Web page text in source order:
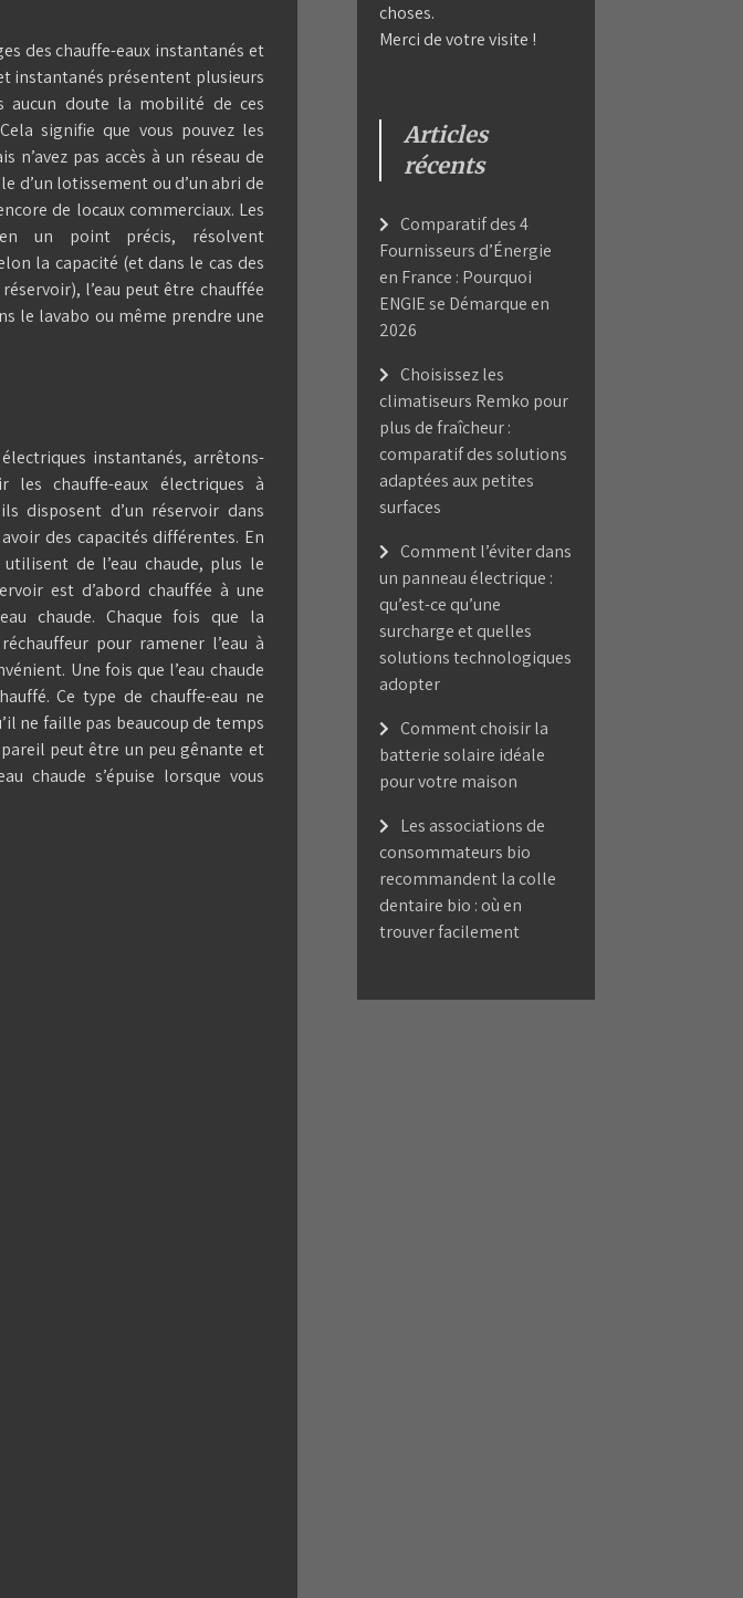
des chauffe-eaux instantanés et
instantanés présentent plusieurs
aucun doute la mobilité de ces
signifie que vous pouvez les
n’avez pas accès à un réseau de
d’un lotissement ou d’un abri de
de locaux commerciaux. Les
un point précis, résolvent
la capacité (et dans le cas des
l’eau peut être chauffée
le lavabo ou même prendre une
instantanés, arrêtons-
chauffe-eaux électriques à
disposent d’un réservoir dans
des capacités différentes. En
de l’eau chaude, plus le
est d’abord chauffée à une
chaude. Chaque fois que la
pour ramener l’eau à
Une fois que l’eau chaude
Ce type de chauffe-eau ne
ne faille pas beaucoup de temps
peut être un peu gênante et
chaude s’épuise lorsque vous
choses.
Merci de votre visite !
Articles
récents
Comparatif des 4
Fournisseurs d’Énergie
en France : Pourquoi
ENGIE se Démarque en
2026
Choisissez les
climatiseurs Remko pour
plus de fraîcheur :
comparatif des solutions
adaptées aux petites
surfaces
Comment l’éviter dans
un panneau électrique :
qu’est-ce qu’une
surcharge et quelles
solutions technologiques
adopter
Comment choisir la
batterie solaire idéale
pour votre maison
Les associations de
consommateurs bio
recommandent la colle
dentaire bio : où en
trouver facilement